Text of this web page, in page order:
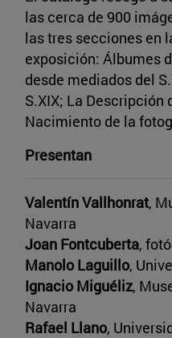
las cerca de 900
las tres secciones en
exposición: Álbumes
desde mediados del
S.XIX; La Descripción
Nacimiento de la
Presentan
Valentín Vallhonrat,
Navarra
Joan Fontcuberta,
Manolo Laguillo,
Ignacio Miguéliz,
Navarra
Rafael Llano,